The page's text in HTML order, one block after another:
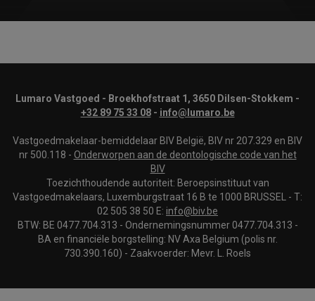
Lumaro Vastgoed - Broekhofstraat 1, 3650 Dilsen-Stokkem -
+32 89 75 33 08- info@lumaro.be
Vastgoedmakelaar-bemiddelaar BIV België, BIV nr 207.329 en BIV
nr 500.118 - Onderworpen aan de deontologische code van het
BIV
Toezichthoudende autoriteit: Beroepsinstituut van
Vastgoedmakelaars, Luxemburgstraat 16 B te 1000 BRUSSEL - T:
02 505 38 50 E: info@biv.be
BTW: BE 0477.704.313 - Ondernemingsnummer 0477.704.313 -
BA en financiële borgstelling: NV Axa Belgium (polis nr.
730.390.160) - Zaakvoerder: Mevr. L. Roels